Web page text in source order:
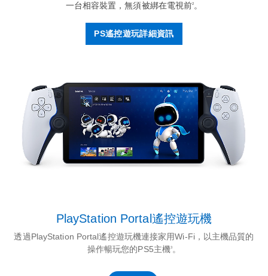
一台相容裝置，無須被綁在電視前2 。
PS遙控遊玩詳細資訊
PlayStation Portal遙控遊玩機
透過PlayStation Portal遙控遊玩機連接家用Wi-Fi，以主機品質的
操作暢玩您的PS5主機3 。